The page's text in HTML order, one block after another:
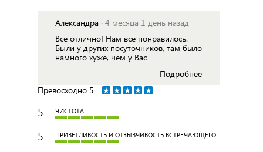
Александра · 4 месяца 1 день назад
Все отлично! Нам все понравилось.
Были у других посуточников, там было
намного хуже, чем у Вас
Подробнее
Превосходно 5
5 ЧИСТОТА
5 ПРИВЕТЛИВОСТЬ И ОТЗЫВЧИВОСТЬ ВСТРЕЧАЮЩЕГО